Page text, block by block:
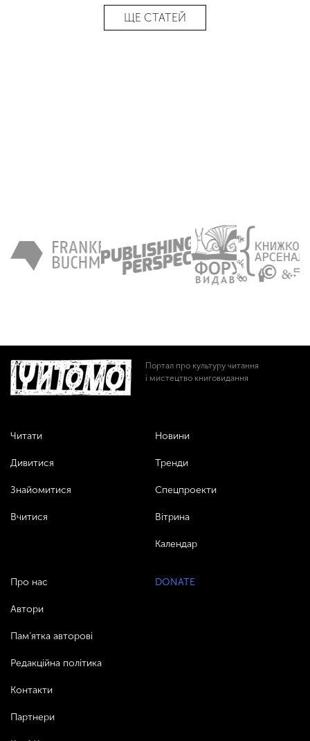
ЩЕ СТАТЕЙ
Портал про культуру читання
і мистецтво книговидання
Читати
Дивитися
Знайомитися
Вчитися
Новини
Тренди
Спецпроекти
Вітрина
Календар
Про нас
Автори
Пам’ятка авторові
Редакційна політика
Контакти
Партнери
DONATE